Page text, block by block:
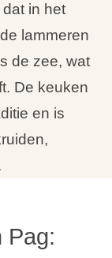
in het
lammeren
de zee, wat
De keuken
en is
Pag: